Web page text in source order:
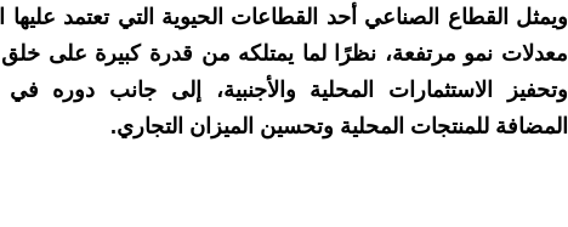
ويمثل القطاع الصناعي أحد القطاعات الحيوية التي تعتمد عليها
معدلات نمو مرتفعة، نظرًا لما يمتلكه من قدرة كبيرة على
وتحفيز الاستثمارات المحلية والأجنبية، إلى جانب دوره في
المضافة للمنتجات المحلية وتحسين الميزان التجاري.